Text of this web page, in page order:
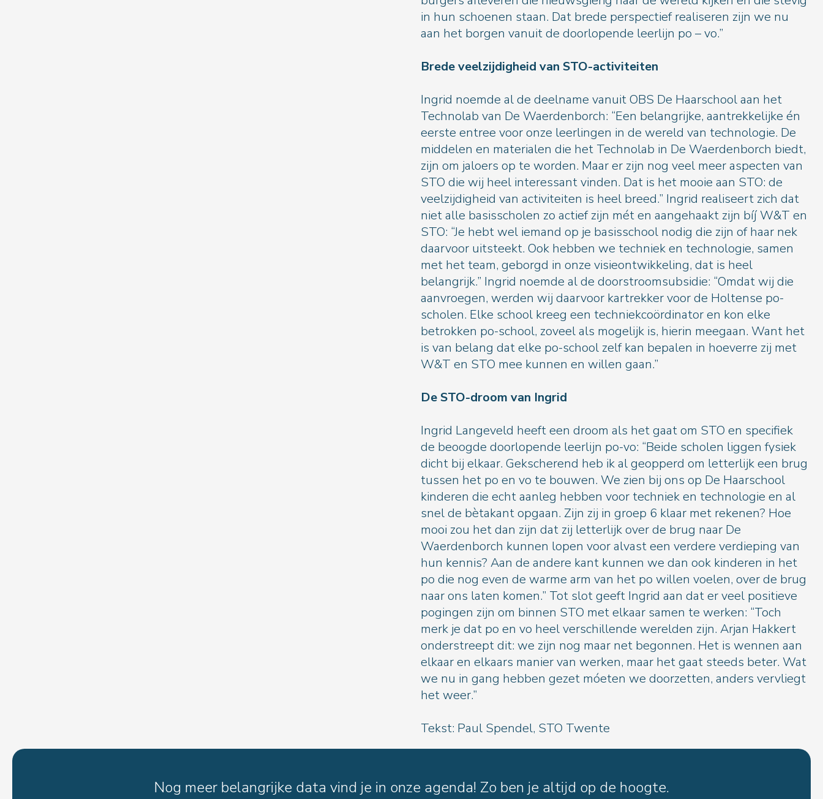
in hun schoenen staan. Dat brede perspectief realiseren zijn we nu
aan het borgen vanuit de doorlopende leerlijn po – vo.”
Brede veelzijdigheid van STO-activiteiten
Ingrid noemde al de deelname vanuit OBS De Haarschool aan het
Technolab van De Waerdenborch: “Een belangrijke, aantrekkelijke én
eerste entree voor onze leerlingen in de wereld van technologie. De
middelen en materialen die het Technolab in De Waerdenborch biedt,
zijn om jaloers op te worden. Maar er zijn nog veel meer aspecten van
STO die wij heel interessant vinden. Dat is het mooie aan STO: de
veelzijdigheid van activiteiten is heel breed.” Ingrid realiseert zich dat
niet alle basisscholen zo actief zijn mét en aangehaakt zijn bíj W&T en
STO: “Je hebt wel iemand op je basisschool nodig die zijn of haar nek
daarvoor uitsteekt. Ook hebben we techniek en technologie, samen
met het team, geborgd in onze visieontwikkeling, dat is heel
belangrijk.” Ingrid noemde al de doorstroomsubsidie: “Omdat wij die
aanvroegen, werden wij daarvoor kartrekker voor de Holtense po-
scholen. Elke school kreeg een techniekcoördinator en kon elke
betrokken po-school, zoveel als mogelijk is, hierin meegaan. Want het
is van belang dat elke po-school zelf kan bepalen in hoeverre zij met
W&T en STO mee kunnen en willen gaan.”
De STO-droom van Ingrid
Ingrid Langeveld heeft een droom als het gaat om STO en specifiek
de beoogde doorlopende leerlijn po-vo: “Beide scholen liggen fysiek
dicht bij elkaar. Gekscherend heb ik al geopperd om letterlijk een brug
tussen het po en vo te bouwen. We zien bij ons op De Haarschool
kinderen die echt aanleg hebben voor techniek en technologie en al
snel de bètakant opgaan. Zijn zij in groep 6 klaar met rekenen? Hoe
mooi zou het dan zijn dat zij letterlijk over de brug naar De
Waerdenborch kunnen lopen voor alvast een verdere verdieping van
hun kennis? Aan de andere kant kunnen we dan ook kinderen in het
po die nog even de warme arm van het po willen voelen, over de brug
naar ons laten komen.” Tot slot geeft Ingrid aan dat er veel positieve
pogingen zijn om binnen STO met elkaar samen te werken: “Toch
merk je dat po en vo heel verschillende werelden zijn. Arjan Hakkert
onderstreept dit: we zijn nog maar net begonnen. Het is wennen aan
elkaar en elkaars manier van werken, maar het gaat steeds beter. Wat
we nu in gang hebben gezet móeten we doorzetten, anders vervliegt
het weer.”
Tekst: Paul Spendel, STO Twente
Nog meer belangrijke data vind je in onze agenda! Zo ben je altijd op de hoogte.